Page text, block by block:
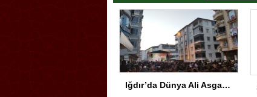
Iğdır’da Dünya Ali Asgar Günü Duygu Dolu Programla İdrak Edildi